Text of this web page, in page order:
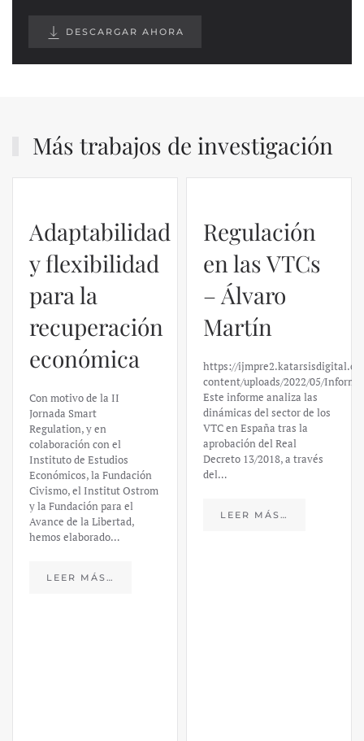
DESCARGAR AHORA
Más trabajos de investigación
Regulación
en las VTCs
– Álvaro
Martín
https://ijmpre2.katarsisdigital.com/wp-
content/uploads/2022/05/Informe_sobre_las_VTC.pdf
Este informe analiza las
dinámicas del sector de los
VTC en España tras la
aprobación del Real
Decreto 13/2018, a través
del…
LEER MÁS…
El caso de
Silicon
Valley Bank:
un análisis
financiero –
Daniel
Fernández